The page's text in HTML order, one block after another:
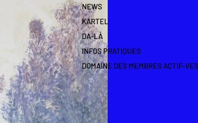
NEWS
KARTEL
DA-LÀ
INFOS PRATIQUES
DOMAINE DES MEMBRES ACTIF-VES